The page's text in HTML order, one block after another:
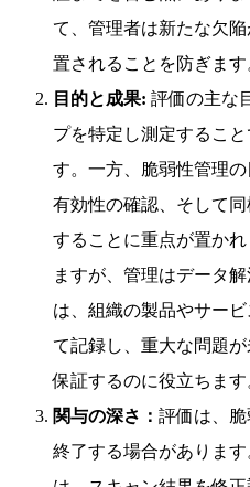
て、管理者は新たな欠
置されることを防ぎます
目的と成果: 評価の主な
プを特定し測定するこ
す。一方、脆弱性管理
有効性の確認、そして
することに重点が置か
ますが、管理はデータ
は、組織の製品やサー
て記録し、重大な問題
保証するのに役立ちます
関与の深さ： 評価は、
終了する場合がありま